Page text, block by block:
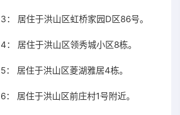
： 居住于洪山区虹桥家园D区86号。
： 居住于洪山区领秀城小区8栋。
： 居住于洪山区菱湖雅居4栋。
： 居住于洪山区前庄村1号附近。